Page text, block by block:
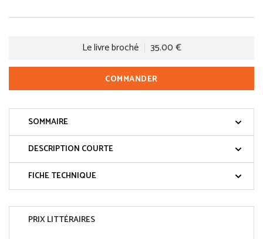
Le livre broché 35.00 €
COMMANDER
SOMMAIRE
DESCRIPTION COURTE
FICHE TECHNIQUE
PRIX LITTÉRAIRES